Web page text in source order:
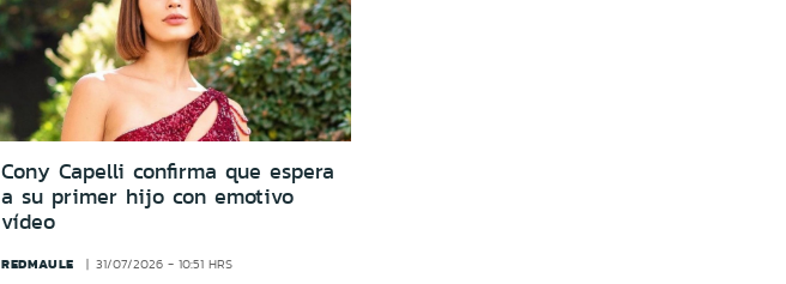
Cony Capelli confirma que espera
a su primer hijo con emotivo
vídeo
REDMAULE 31/07/2026 - 10:51 HRS